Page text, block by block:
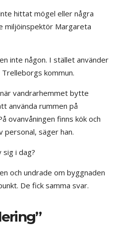
hittat mögel eller några
miljöinspektör Margareta
inte någon. I stället använder
kommun.
vandrarhemmet bytte
använda rummen på
ovanvåningen finns kök och
personal, säger han.
sig i dag?
och undrade om byggnaden
De fick samma svar.